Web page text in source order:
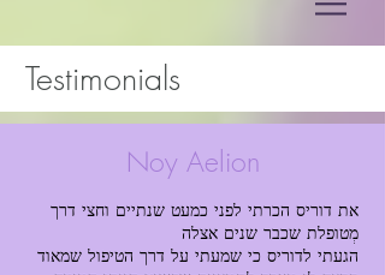
Testimonials
Noy Aelion
את דוריס הכרתי לפני כמעט שנתיים וחצי דרך
הגעתי לדוריס כי שמעתי על דרך הטיפול שמאוד